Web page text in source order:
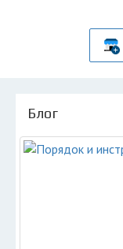
Блог